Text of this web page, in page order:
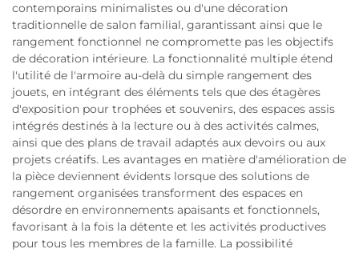
contemporains minimalistes ou d'une décoration
traditionnelle de salon familial, garantissant ainsi que le
rangement fonctionnel ne compromette pas les objectifs
de décoration intérieure. La fonctionnalité multiple étend
l'utilité de l'armoire au-delà du simple rangement des
jouets, en intégrant des éléments tels que des étagères
d'exposition pour trophées et souvenirs, des espaces assis
intégrés destinés à la lecture ou à des activités calmes,
ainsi que des plans de travail adaptés aux devoirs ou aux
projets créatifs. Les avantages en matière d'amélioration de
la pièce deviennent évidents lorsque des solutions de
rangement organisées transforment des espaces en
désordre en environnements apaisants et fonctionnels,
favorisant à la fois la détente et les activités productives
pour tous les membres de la famille. La possibilité